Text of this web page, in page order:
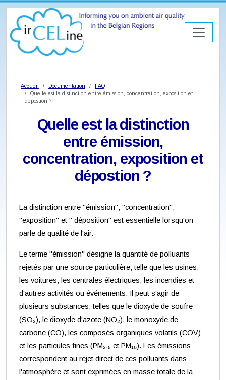
Accueil Documentation
FAQ
Quelle est la distinction entre émission, concentration, exposition et
dépostion ?
Quelle est la distinction
entre émission,
concentration, exposition et
dépostion ?
La distinction entre "émission", "concentration",
"exposition" et " déposition" est essentielle lorsqu'on
parle de qualité de l'air.
Le terme "émission" désigne la quantité de polluants
rejetés par une source particulière, telle que les usines,
les voitures, les centrales électriques, les incendies et
d'autres activités ou événements. Il peut s'agir de
plusieurs substances, telles que le dioxyde de soufre
(SO₂), le dioxyde d'azote (NO₂), le monoxyde de
carbone (CO), les composés organiques volatils (COV)
et les particules fines (PM₂.₅ et PM₁₀). Les émissions
correspondent au rejet direct de ces polluants dans
l'atmosphère et sont exprimées en masse totale de la